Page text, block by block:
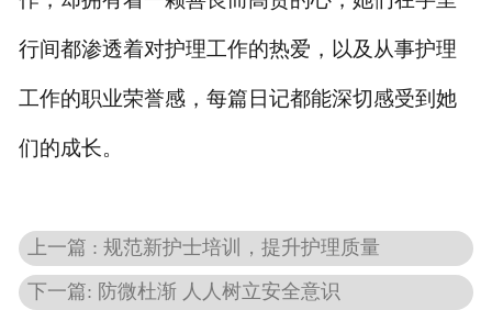
行间都渗透着对护理工作的热爱，以及从事护理
工作的职业荣誉感，每篇日记都能深切感受到她
们的成长。
上一篇 : 规范新护士培训，提升护理质量
下一篇: 防微杜渐 人人树立安全意识